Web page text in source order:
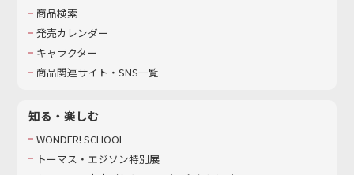
商品検索
発売カレンダー
キャラクター
商品関連サイト・SNS一覧
知る・楽しむ
WONDER! SCHOOL
トーマス・エジソン特別展